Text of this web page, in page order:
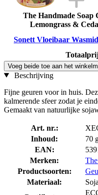
The Handmade Soap
Lemongrass &
Sonett Vloeibaar
Voeg beide toe aan het
Beschrijving
Fijne geuren voor in huis.
kalmerende sfeer zodat je
Gemaakt van natuurlijke
Art. nr.:
Inhoud:
70
EAN:
Merken:
Productsoorten:
Materiaal: